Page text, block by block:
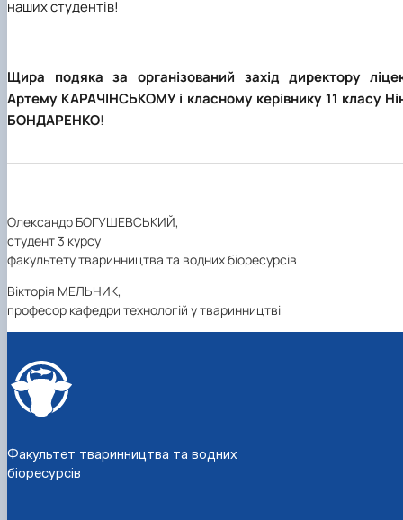
наших студентів!
Щира подяка за організований захід директору
Артему КАРАЧІНСЬКОМУ і класному керівнику 11 класу
БОНДАРЕНКО!
Олександр БОГУШЕВСЬКИЙ,
студент 3 курсу
факультету тваринництва та водних біоресурсів
Вікторія МЕЛЬНИК,
професор кафедри технологій у тваринництві
Факультет тваринництва та водних
біоресурсів